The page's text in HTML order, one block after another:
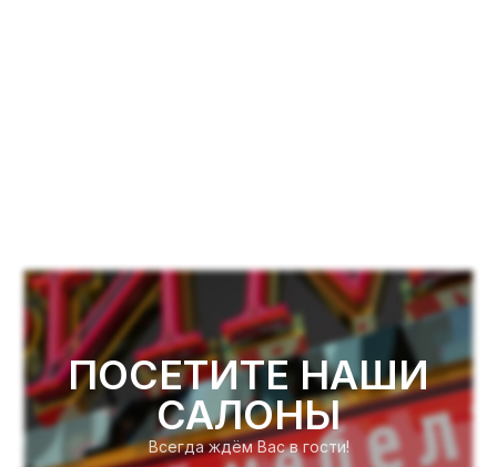
ПОСЕТИТЕ НАШИ
САЛОНЫ
Всегда ждём Вас в гости!